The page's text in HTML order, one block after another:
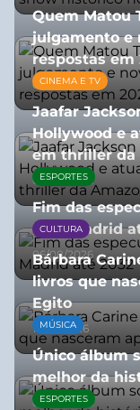
Quem Matou
julgamento e
respostas em
05/08/2026
CINEMA E TV
Jaafar
Hollywood e
em thriller da
06/08/2026
ESPORTES
Fim das
Real Madrid
06/08/2026
CULTURA
Bárbara
livros que
Egito
10/07/2026
MÚSICA
Único álbum
melhor da
06/08/2026
ESPORTES